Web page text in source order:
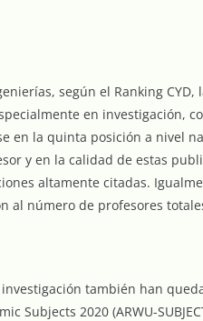
según el Ranking
en investigación,
en la quinta posición a nivel
y en la calidad de estas
altamente citadas.
al número de profesores
también han
Subjects 2020 (ARWU-